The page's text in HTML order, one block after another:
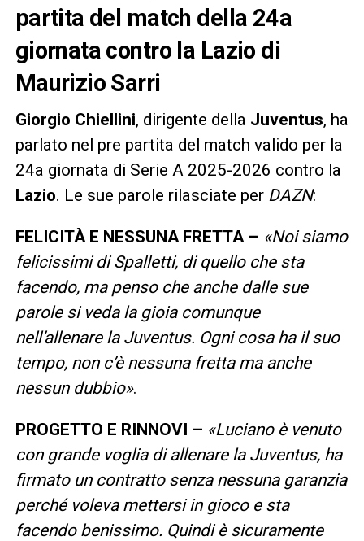
partita del match della 24a
giornata contro la Lazio di
Maurizio Sarri
Giorgio Chiellini, dirigente della Juventus, ha
parlato nel pre partita del match valido per la
24a giornata di Serie A 2025-2026 contro la
Lazio. Le sue parole rilasciate per DAZN:
FELICITÀ E NESSUNA FRETTA – «Noi siamo
felicissimi di Spalletti, di quello che sta
facendo, ma penso che anche dalle sue
parole si veda la gioia comunque
nell’allenare la Juventus. Ogni cosa ha il suo
tempo, non c’è nessuna fretta ma anche
nessun dubbio».
PROGETTO E RINNOVI – «Luciano è venuto
con grande voglia di allenare la Juventus, ha
firmato un contratto senza nessuna garanzia
perché voleva mettersi in gioco e sta
facendo benissimo. Quindi è sicuramente